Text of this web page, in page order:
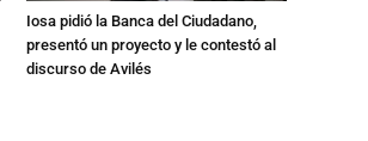
Iosa pidió la Banca del Ciudadano,
presentó un proyecto y le contestó al
discurso de Avilés